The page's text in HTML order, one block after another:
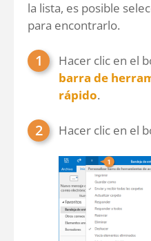
la lista, es posible
para encontrarlo.
Hacer clic en el
barra de
rápido.
Hacer clic en el